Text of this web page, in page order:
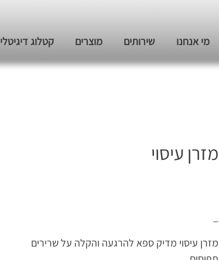
מי אנחנו שירותים מוצרים קטלוג דיגיטלי
מזרן עיסוי
מזרן עיסוי מדיק ספא להרגעה והקלה על שרירים